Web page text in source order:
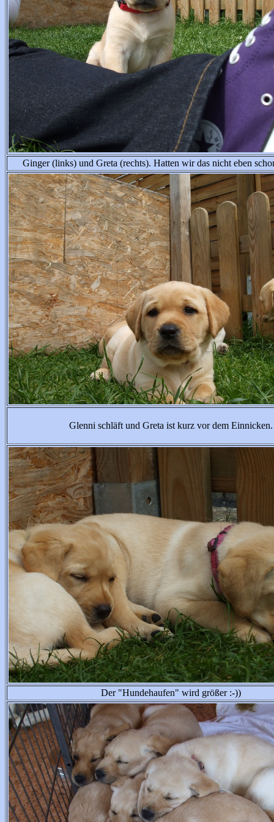
Ginger (links) und Greta (rechts). Hatten wir das nicht eben
Glenni schläft und Greta ist kurz vor dem Einnicken.
Der "Hundehaufen" wird größer :-))